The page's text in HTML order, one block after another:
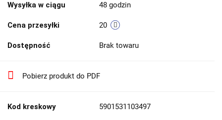
Wysyłka w ciągu 48 godzin
Cena przesyłki 20
Dostępność Brak towaru
Pobierz produkt do PDF
Kod kreskowy 5901531103497